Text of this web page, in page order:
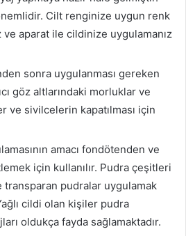
Cilt renginize uygun renk
aparat ile cildinize uygulamanız
sonra uygulanması gereken
göz altlarındaki morluklar ve
ve sivilcelerin kapatılması için
amacı fondötenden ve
için kullanılır. Pudra çeşitleri
transparan pudralar uygulamak
cildi olan kişiler pudra
oldukça fayda sağlamaktadır.